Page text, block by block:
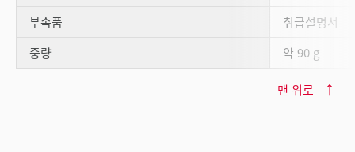
부속품
취급설명서
중량
약 90 g
맨 위로